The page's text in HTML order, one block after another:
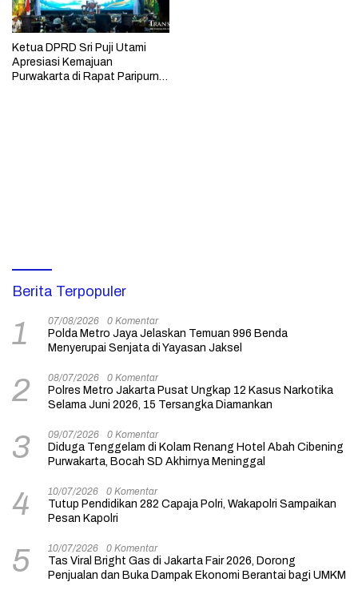
Ketua DPRD Sri Puji Utami
Apresiasi Kemajuan
Purwakarta di Rapat Paripurna
Berita Terpopuler
1 07/08/2026 0 Komentar
Polda Metro Jaya Jelaskan Temuan 996 Benda
Menyerupai Senjata di Yayasan Jaksel
2 08/07/2026 0 Komentar
Polres Metro Jakarta Pusat Ungkap 12 Kasus Narkotika
Selama Juni 2026, 15 Tersangka Diamankan
3 09/07/2026 0 Komentar
Diduga Tenggelam di Kolam Renang Hotel Abah Cibening
Purwakarta, Bocah SD Akhirnya Meninggal
4 10/07/2026 0 Komentar
Tutup Pendidikan 282 Capaja Polri, Wakapolri Sampaikan
Pesan Kapolri
5 10/07/2026 0 Komentar
Tas Viral Bright Gas di Jakarta Fair 2026, Dorong
Penjualan dan Buka Dampak Ekonomi Berantai bagi UMKM